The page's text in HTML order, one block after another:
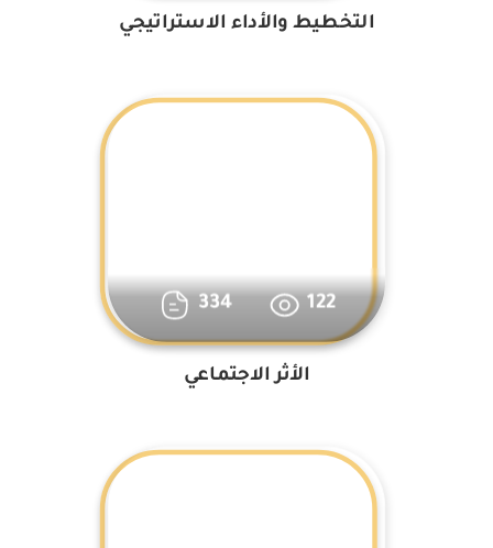
التخطيط والأداء الاستراتيجي
334 122
الأثر الاجتماعي